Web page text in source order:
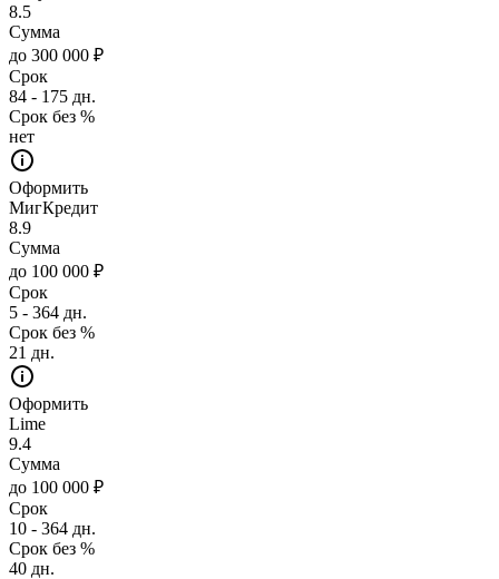
8.5
Сумма
до 300 000 ₽
Срок
84 - 175 дн.
Срок без %
нет
Оформить
МигКредит
8.9
Сумма
до 100 000 ₽
Срок
5 - 364 дн.
Срок без %
21 дн.
Оформить
Lime
9.4
Сумма
до 100 000 ₽
Срок
10 - 364 дн.
Срок без %
40 дн.